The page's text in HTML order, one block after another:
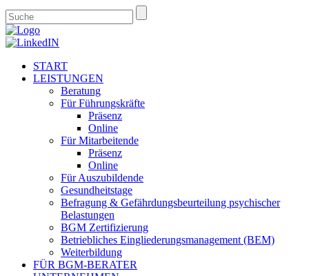
START
LEISTUNGEN
Beratung
Für Führungskräfte
Präsenz
Online
Für Mitarbeitende
Präsenz
Online
Für Auszubildende
Gesundheitstage
Befragung & Gefährdungsbeurteilung psychischer
Belastungen
BGM Zertifizierung
Betriebliches Eingliederungsmanagement (BEM)
Weiterbildung
FÜR BGM-BERATER